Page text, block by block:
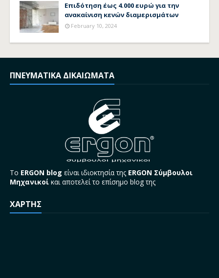
Επιδότηση έως 4.000 ευρώ για την
ανακαίνιση κενών διαμερισμάτων
February 10, 2024
ΠΝΕΥΜΑΤΙΚΑ ΔΙΚΑΙΩΜΑΤΑ
Το ERGON blog είναι ιδιοκτησία της ERGON Σύμβουλοι
Μηχανικοί και αποτελεί το επίσημο blog της
ΧΑΡΤΗΣ